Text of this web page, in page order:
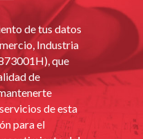
de tus datos
Industria
que
de
de esta
para el